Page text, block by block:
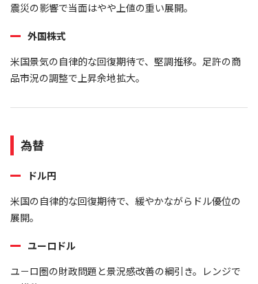
震災の影響で当面はやや上値の重い展開。
外国株式
米国景気の自律的な回復期待で、堅調推移。足許の商
品市況の調整で上昇余地拡大。
為替
ドル円
米国の自律的な回復期待で、緩やかながらドル優位の
展開。
ユーロドル
ユ－ロ圏の財政問題と景況感改善の綱引き。レンジで